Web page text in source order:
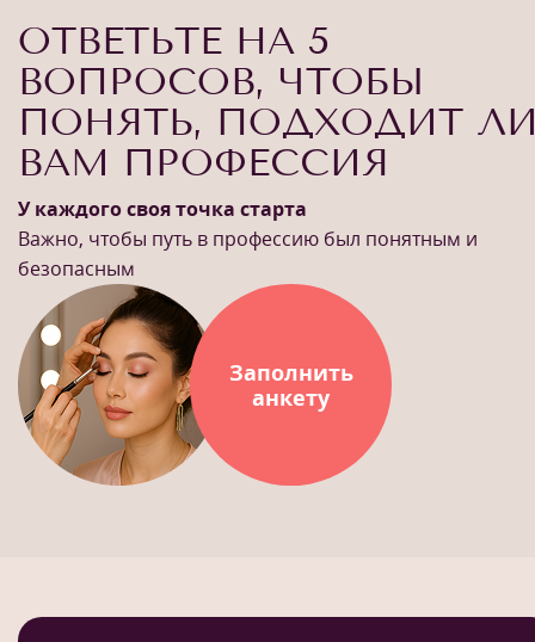
ОТВЕТЬТЕ НА 5
ВОПРОСОВ, ЧТОБЫ
ПОНЯТЬ, ПОДХОДИТ
ВАМ ПРОФЕССИЯ
У каждого своя точка старта
Важно, чтобы путь в профессию был понятным и
безопасным
Заполнить
анкету